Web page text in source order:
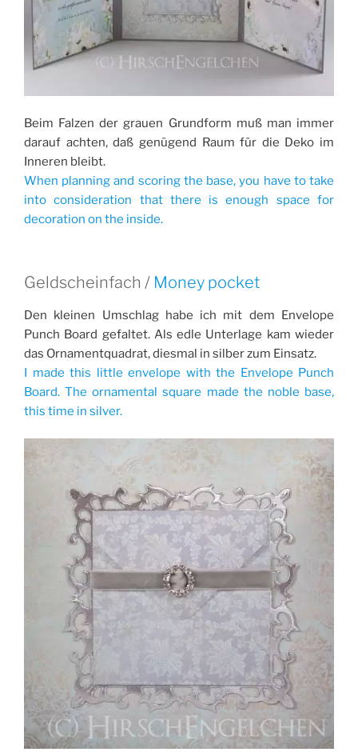
Beim Falzen der grauen Grundform muß man immer
darauf achten, daß genügend Raum für die Deko im
Inneren bleibt.
When planning and scoring the base, you have to take
into consideration that there is enough space for
decoration on the inside.
Geldscheinfach / Money pocket
Den kleinen Umschlag habe ich mit dem Envelope
Punch Board gefaltet. Als edle Unterlage kam wieder
das Ornamentquadrat, diesmal in silber zum Einsatz.
I made this little envelope with the Envelope Punch
Board. The ornamental square made the noble base,
this time in silver.